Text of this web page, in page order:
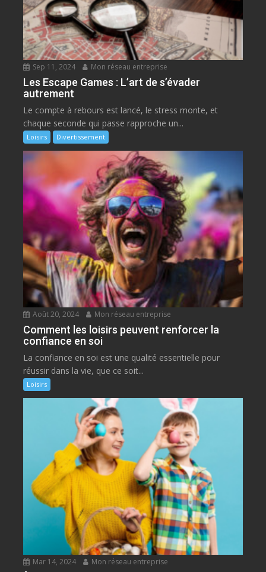
Sep 11, 2024 Mon réseau entreprise
Les Escape Games : L’art de s’évader
autrement
Le compte à rebours est lancé, le stress monte, et
chaque seconde qui passe rapproche un...
Loisirs Divertissement
Août 20, 2024 Mon réseau entreprise
Comment les loisirs peuvent renforcer la
confiance en soi
La confiance en soi est une qualité essentielle pour
réussir dans la vie, que ce soit...
Loisirs
Mar 14, 2024 Mon réseau entreprise